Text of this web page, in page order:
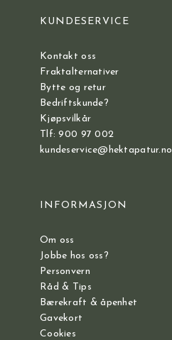
KUNDESERVICE
Kontakt oss
Fraktalternativer
Bytte og retur
Bedriftskunde?
Kjøpsvilkår
Tlf: 900 97 002
kundeservice@hektapatur.no
INFORMASJON
Om oss
Jobbe hos oss?
Personvern
Råd & Tips
Bærekraft & åpenhet
Gavekort
Cookies